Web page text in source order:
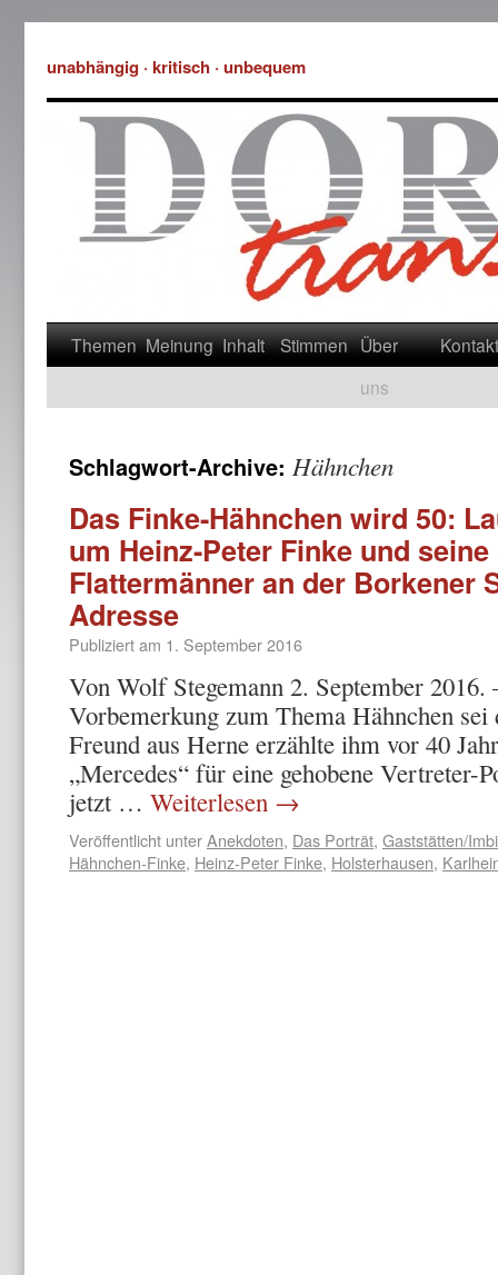
unabhängig · kritisch · unbequem
Themen Meinung Inhalt Stimmen Über
uns
Kontakt
Schlagwort-Archive: Hähnchen
Das Finke-Hähnchen wird 50:
um Heinz-Peter Finke und
Flattermänner an der Borkener
Adresse
Publiziert am 1. September 2016
Von Wolf Stegemann 2. September
Vorbemerkung zum Thema Hähnchen
Freund aus Herne erzählte ihm vor 40
„Mercedes“ für eine gehobene Vertreter-
jetzt … Weiterlesen →
Veröffentlicht unterAnekdoten, Das Porträt, Gaststätten/
Hähnchen-Finke, Heinz-Peter Finke, Holsterhausen,